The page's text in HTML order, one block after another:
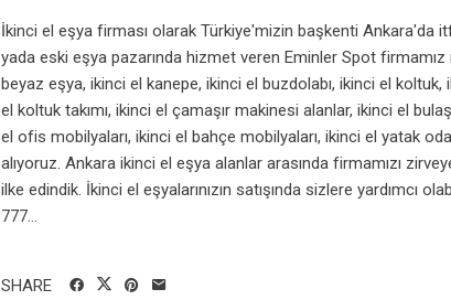
İkinci el eşya firması olarak Türkiye'mizin başkenti Ankara'da
yada eski eşya pazarında hizmet veren Eminler Spot
beyaz eşya, ikinci el kanepe, ikinci el buzdolabı, ikinci el
el koltuk takımı, ikinci el çamaşır makinesi alanlar, ikinci el
el ofis mobilyaları, ikinci el bahçe mobilyaları, ikinci el yatak
alıyoruz. Ankara ikinci el eşya alanlar arasında firmamızı
ilke edindik. İkinci el eşyalarınızın satışında sizlere yardımcı
777...
SHARE